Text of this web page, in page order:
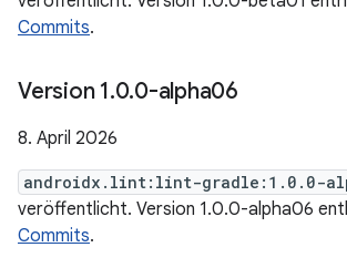
Commits.
Version 1.0.0-alpha06
8. April 2026
androidx.lint:lint-gradle:1.0.0-
veröffentlicht. Version 1.0.0-alpha06
Commits.